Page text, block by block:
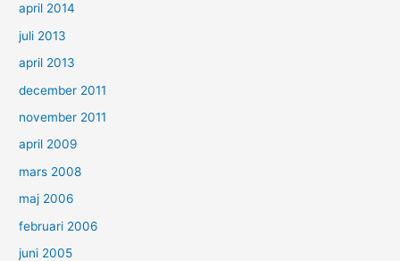
april 2014
juli 2013
april 2013
december 2011
november 2011
april 2009
mars 2008
maj 2006
februari 2006
juni 2005